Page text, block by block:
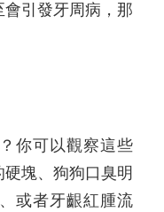
引發牙周病，那
你可以觀察這些
塊、狗狗口臭明
或者牙齦紅腫流